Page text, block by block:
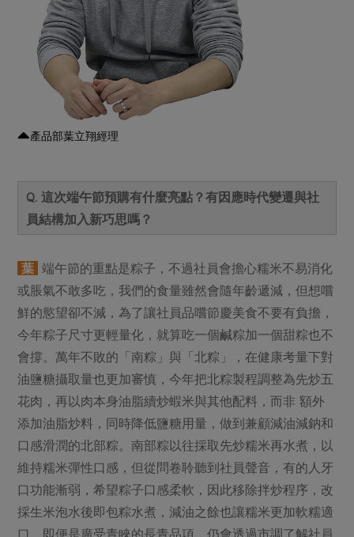
優惠專區
素食專區
樂齡友善
高麗菜海鮮煎餅
地區活動
社務會議 地區活動
產品部葉立翔經理
Q. 這次端午節預購有什麼亮點？有因應時代變遷與社
員結構加入新巧思嗎？
葉 端午節的重點是粽子，不過社員會擔心糯米不易消化
或脹氣不敢多吃，我們的食量雖然會隨年齡遞減，但想嚐
鮮的慾望卻不減，為了讓社員品嚐節慶美食不要有負擔，
今年粽子尺寸更輕量化，就算吃一個鹹粽加一個甜粽也不
會撐。萬年不敗的「南粽」與「北粽」，在健康考量下對
油鹽糖攝取量也更加審慎，今年把北粽製程調整為先炒五
花肉，再以肉本身油脂續炒蝦米與其他配料，而非 額外
添加油脂炒料，同時降低鹽糖用量，做到兼顧減油減鈉和
口感滑潤的北部粽。南部粽以往採取先炒糯米再水煮，以
維持糯米彈性口感，但從問卷聆聽到社員聲音，有的人牙
口功能漸弱，希望粽子口感柔軟，因此移除拌炒程序，改
採生米泡水後即包粽水煮，減油之餘也讓糯米更加軟糯適
口。即便是廣受青睞的長青品項，仍會透過市調了解社員